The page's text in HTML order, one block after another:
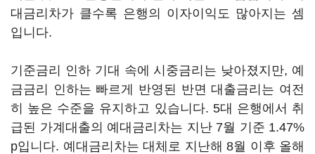
대금리차가 클수록 은행의 이자이익도 많아지는 셈
입니다.
기준금리 인하 기대 속에 시중금리는 낮아졌지만, 예
금금리 인하는 빠르게 반영된 반면 대출금리는 여전
히 높은 수준을 유지하고 있습니다. 5대 은행에서 취
급된 가계대출의 예대금리차는 지난 7월 기준 1.47%
p입니다. 예대금리차는 대체로 지난해 8월 이후 올해